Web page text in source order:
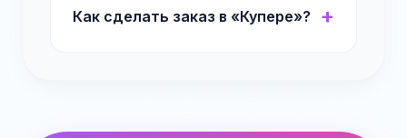
Как сделать заказ в «Купере»?